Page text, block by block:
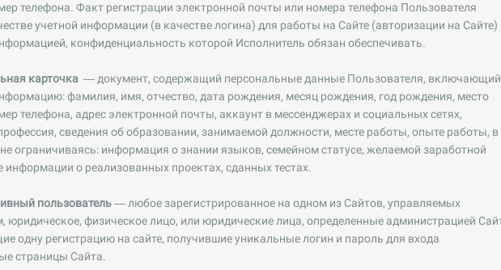
телефона. Факт регистрации электронной почты или номера телефона Пользователя
учетной информации (в качестве логина) для работы на Сайте (авторизации на Сайте)
конфиденциальность которой Исполнитель обязан обеспечивать.
карточка — документ, содержащий персональные данные Пользователя, включающий
фамилия, имя, отчество, дата рождения, месяц рождения, год рождения, место
телефона, адрес электронной почты, аккаунт в мессенджерах и социальных сетях,
сведения об образовании, занимаемой должности, месте работы, опыте работы, в
ограничиваясь: информация о знании языков, семейном статусе, желаемой заработной
информации о реализованных проектах, сданных тестах.
пользователь— любое зарегистрированное на одном из Сайтов, управляемых
юридическое, физическое лицо, или юридические лица, определенные администрацией
одну регистрацию на сайте, получившие уникальные логин и пароль для входа
страницы Сайта.